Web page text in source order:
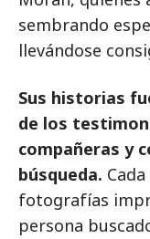
sembrando
llevándose
Sus historias
de los
compañeras y
búsqueda.
fotografías
persona